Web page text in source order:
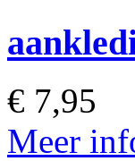
€ 7,95
Meer